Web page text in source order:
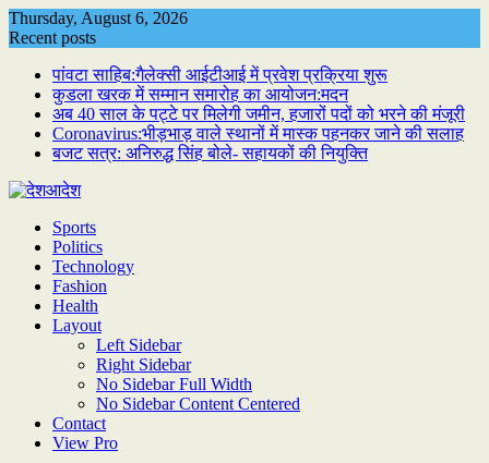
Skip
to
Thursday, August 6, 2026
Recent posts
पांवटा साहिब:गैलेक्सी आईटीआई में प्रवेश प्रक्रिया शुरू
कुडला खरक में सम्मान समारोह का आयोजन:मदन
अब 40 साल के पट्टे पर मिलेगी जमीन, हजारों पदों को भरने की मंजूरी
Coronavirus:भीड़भाड़ वाले स्थानों में मास्क पहनकर जाने की सलाह
बजट सत्र: अनिरुद्ध सिंह बोले- सहायकों की नियुक्ति
Sports
Politics
Technology
Fashion
Health
Layout
Left Sidebar
Right Sidebar
No Sidebar Full Width
No Sidebar Content Centered
Contact
View Pro